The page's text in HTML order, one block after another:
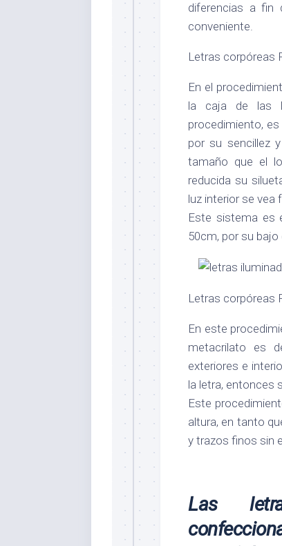
diferencias a fin
conveniente.
Letras corpóreas
En el
la caja de las
procedimiento,
por su sencillez
tamaño que el
reducida su
luz interior se vea
Este sistema es
50cm, por su
Letras corpóreas
En este
metacrilato es
exteriores e
la letra, entonces
Este
altura, en tanto
y trazos finos sin
Las